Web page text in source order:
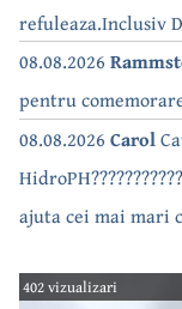
refuleaza.Inclusiv
bea apa de la
08.08.2026
pentru
08.08.2026 Carol
ajuta cei mai mari
402 vizualizari